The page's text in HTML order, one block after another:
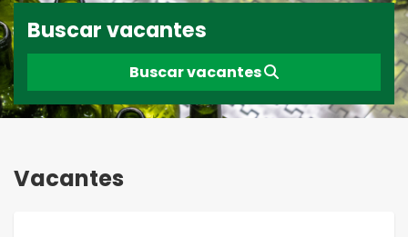
Buscar vacantes
Buscar vacantes
Vacantes